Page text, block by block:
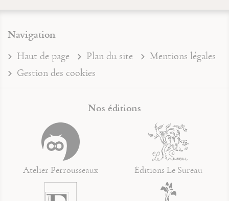
Navigation
Haut de page Plan du site
Mentions légales
Gestion des cookies
Nos éditions
Atelier Perrousseaux Éditions Le Sureau